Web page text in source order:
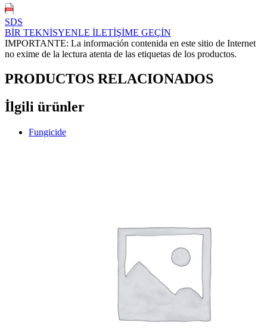
SDS
BİR TEKNİSYENLE İLETİŞİME GEÇİN
IMPORTANTE: La información contenida en este sitio de Internet
no exime de la lectura atenta de las etiquetas de los productos.
PRODUCTOS RELACIONADOS
İlgili ürünler
Fungicide